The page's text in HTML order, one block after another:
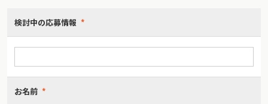
検討中の応募情報 *
お名前 *